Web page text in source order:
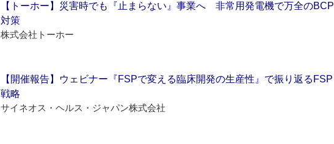
【トーホー】災害時でも『止まらない』事業へ 非常用発電機で万全のBCP
対策
株式会社トーホー
【開催報告】ウェビナー『FSPで変える臨床開発の生産性』で振り返るFSP
戦略
サイネオス・ヘルス・ジャパン株式会社